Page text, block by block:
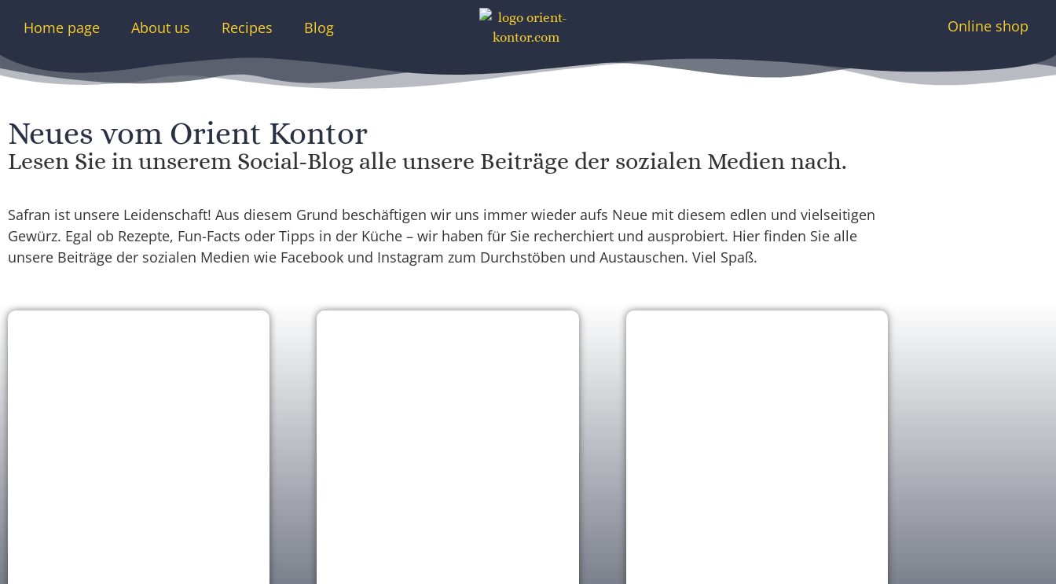
Home page About us Recipes Blog Online shop
Neues vom Orient Kontor
Lesen Sie in unserem Social-Blog alle unsere Beiträge der sozialen Medien nach.
Safran ist unsere Leidenschaft! Aus diesem Grund beschäftigen wir uns immer wieder aufs Neue mit diesem edlen und vielseitigen
Gewürz. Egal ob Rezepte, Fun-Facts oder Tipps in der Küche – wir haben für Sie recherchiert und ausprobiert. Hier finden Sie alle
unsere Beiträge der sozialen Medien wie Facebook und Instagram zum Durchstöben und Austauschen. Viel Spaß.